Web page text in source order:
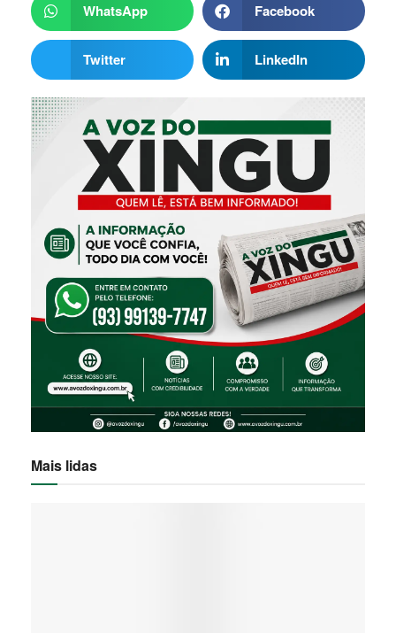
WhatsApp Facebook
Twitter LinkedIn
Mais lidas